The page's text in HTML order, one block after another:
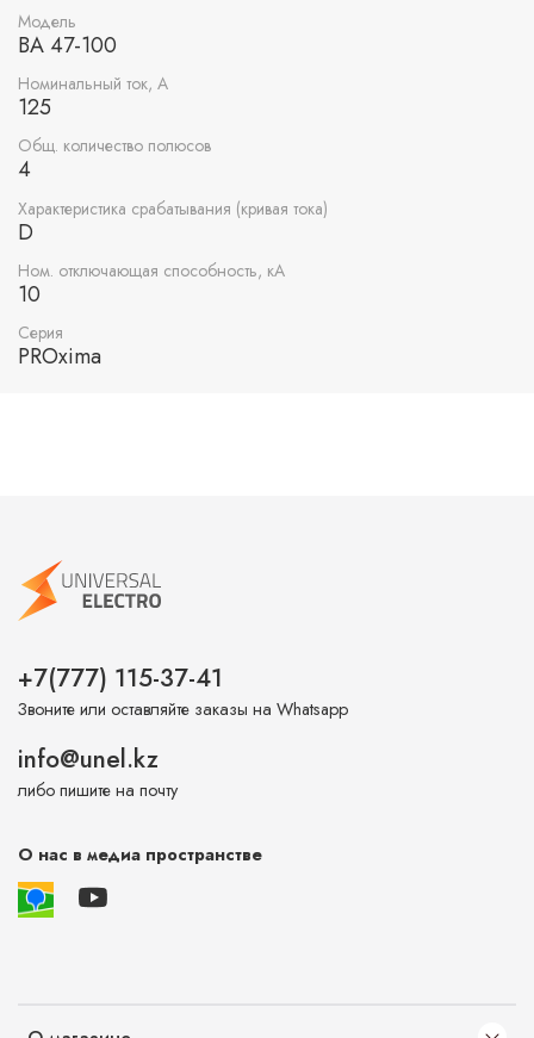
Модель
ВА 47-100
Номинальный ток, А
125
Общ. количество полюсов
4
Характеристика срабатывания (кривая тока)
D
Ном. отключающая способность, кА
10
Серия
PROxima
+7(777) 115-37-41
Звоните или оставляйте заказы на Whatsapp
info@unel.kz
либо пишите на почту
О нас в медиа пространстве